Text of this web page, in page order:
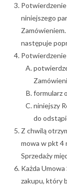
niniejszego
następuje
formularz
niniejszy
do
Z chwilą
mowa w pkt 4
Sprzedaży
Każda
zakupu, który